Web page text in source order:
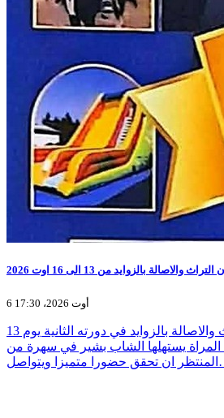
والاصالة بالزوايد من 13 الى 16 اوت 2026
6 أوت 2026، 17:30
ينطلق مهرجان التراث والاصالة بالزوايد في دورته الثانية يوم 13
المراة يستهلها الشاب بشير في سهرة من
ويتواصل…